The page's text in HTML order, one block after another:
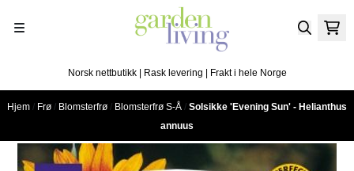
Norsk nettbutikk | Rask levering | Frakt i hele Norge
Hjem / Frø / Blomsterfrø / Blomsterfrø S-Å / Solsikke 'Evening Sun' - Helianthus
annuus